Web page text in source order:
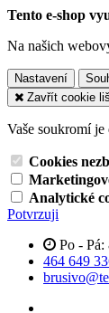
Tento e-shop
Na našich
Nastavení
Zavřít cookie
Vaše soukromí
Cookies
Analytické
Potvrzuji
Po - Pá:
464 649